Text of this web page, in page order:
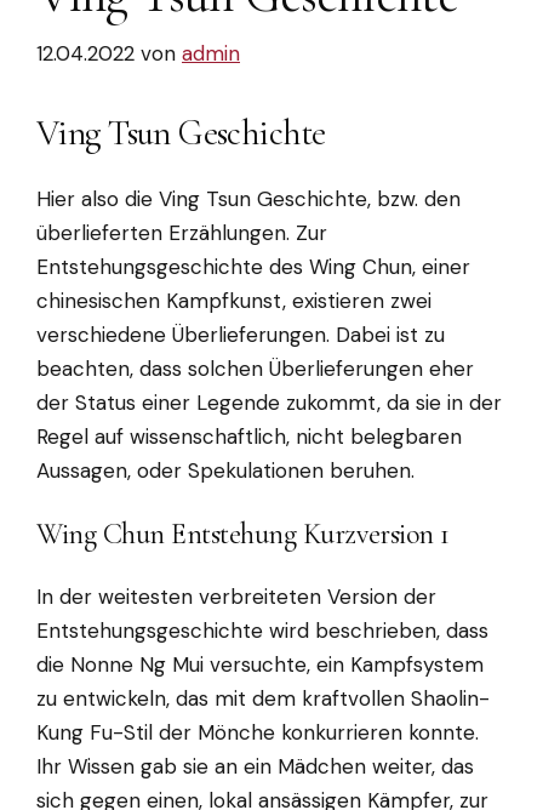
12.04.2022 von admin
Ving Tsun Geschichte
Hier also die Ving Tsun Geschichte, bzw. den
überlieferten Erzählungen. Zur
Entstehungsgeschichte des Wing Chun, einer
chinesischen Kampfkunst, existieren zwei
verschiedene Überlieferungen. Dabei ist zu
beachten, dass solchen Überlieferungen eher
der Status einer Legende zukommt, da sie in der
Regel auf wissenschaftlich, nicht belegbaren
Aussagen, oder Spekulationen beruhen.
Wing Chun Entstehung Kurzversion 1
In der weitesten verbreiteten Version der
Entstehungsgeschichte wird beschrieben, dass
die Nonne Ng Mui versuchte, ein Kampfsystem
zu entwickeln, das mit dem kraftvollen Shaolin-
Kung Fu-Stil der Mönche konkurrieren konnte.
Ihr Wissen gab sie an ein Mädchen weiter, das
sich gegen einen, lokal ansässigen Kämpfer, zur